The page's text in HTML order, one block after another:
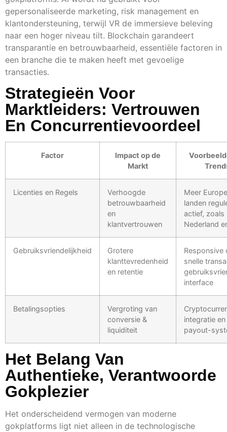
gepersonaliseerde marketing, risk management en
klantondersteuning, terwijl VR de immersieve beleving
naar een hoger niveau tilt. Blockchain garandeert
transparantie en betrouwbaarheid, essentiële factoren in
een branche die te maken heeft met gevoelige
transacties.
Strategieën Voor
Marktleiders: Vertrouwen
En Concurrentievoordeel
Factor
Impact op de
Markt
Licenties en Regels
Verhoogde
betrouwbaarheid
en
klantvertrouwen
Meer
landen
actief, zoals
Nederland
Gebruiksvriendelijkheid
Grotere
klanttevredenheid
en retentie
Responsive
snelle
interface
Betalingsopties
Vergroting van
conversie &
liquiditeit
integratie
payout-
Het Belang Van
Authentieke, Verantwoorde
Gokplezier
Het onderscheidend vermogen van moderne
gokplatforms ligt niet alleen in de technologische